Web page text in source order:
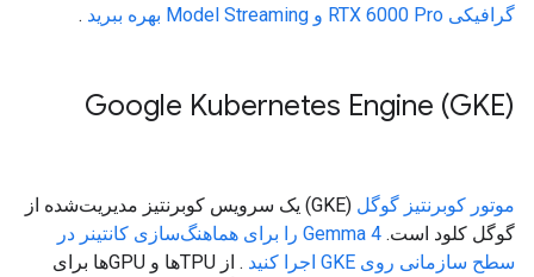
گرافیکی RTX 6000 Pro و Model Streaming بهره ببرید
.
Google Kubernetes Engine (GKE)
موتور کوبرنتیز گوگل
(GKE) یک سرویس کوبرنتیز مدیریت‌شده از
گوگل کلود است.
Gemma 4 را برای هماهنگ‌سازی کانتینر در
سطح سازمانی روی GKE اجرا کنید
. از TPUها و GPUها برای